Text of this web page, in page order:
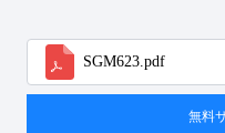
SGM623.pdf
無料